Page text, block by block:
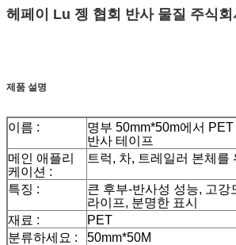
헤페이 Lu 젱 협회 반사 물질 주식회
제품 설명
이름 :
명부 50mm*50m에서
반사 테이프
메인 애플리
케이션 :
트럭, 차, 트레일러 본체를
특징 :
큰 후부-반사성 성능, 고강
라이프, 분명한 표시
재료 :
PET
분류하세요 :
50mm*50M